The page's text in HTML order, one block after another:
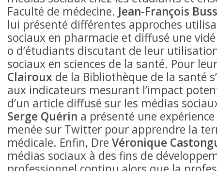
Faculté de médecine. Jean-François
lui présenté différentes approches
sociaux en pharmacie et diffusé une vidé
o d’étudiants discutant de leur
sociaux en sciences de la santé. Pour
Clairoux de la Bibliothèque de la santé
aux indicateurs mesurant l’impact
d’un article diffusé sur les médias
Serge Quérin a présenté une
menée sur Twitter pour apprendre la
médicale. Enfin, Dre Véronique
médias sociaux à des fins de